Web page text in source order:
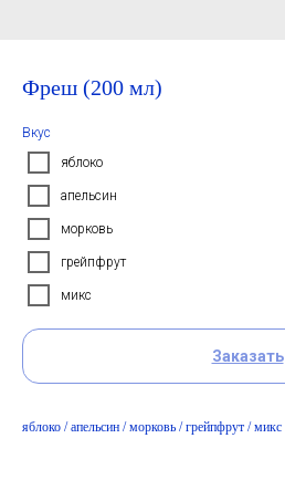
Фреш (200 мл)
Вкус
яблоко
апельсин
морковь
грейпфрут
микс
Заказать
яблоко / апельсин / морковь / грейпфрут / микс